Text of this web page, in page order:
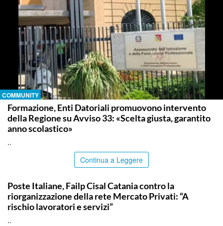
COMMUNITY
Formazione, Enti Datoriali promuovono intervento
della Regione su Avviso 33: «Scelta giusta, garantito
anno scolastico»
..
Continua a Leggere
Poste Italiane, Failp Cisal Catania contro la
riorganizzazione della rete Mercato Privati: “A
rischio lavoratori e servizi”
..